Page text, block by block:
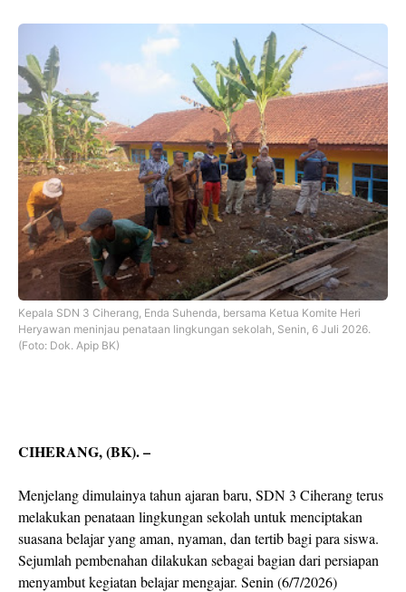
Kepala SDN 3 Ciherang, Enda Suhenda, bersama Ketua Komite Heri
Heryawan meninjau penataan lingkungan sekolah, Senin, 6 Juli 2026.
(Foto: Dok. Apip BK)
CIHERANG, (BK). –
Menjelang dimulainya tahun ajaran baru, SDN 3 Ciherang terus
melakukan penataan lingkungan sekolah untuk menciptakan
suasana belajar yang aman, nyaman, dan tertib bagi para siswa.
Sejumlah pembenahan dilakukan sebagai bagian dari persiapan
menyambut kegiatan belajar mengajar. Senin (6/7/2026)